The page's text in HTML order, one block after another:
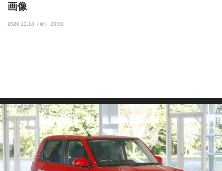
画像
2020.12.18（金） 20:00